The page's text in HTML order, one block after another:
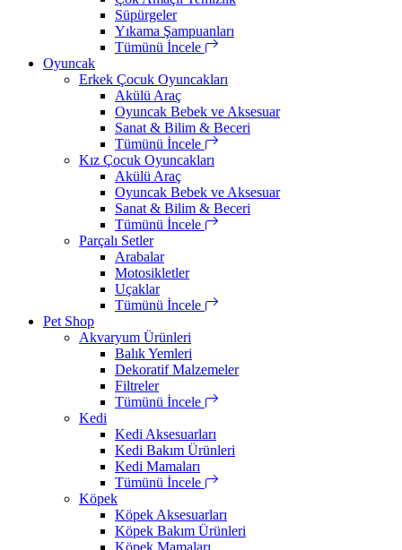
Süpürgeler
Yıkama Şampuanları
Tümünü İncele
Oyuncak
Erkek Çocuk Oyuncakları
Akülü Araç
Oyuncak Bebek ve Aksesuar
Sanat & Bilim & Beceri
Tümünü İncele
Kız Çocuk Oyuncakları
Akülü Araç
Oyuncak Bebek ve Aksesuar
Sanat & Bilim & Beceri
Tümünü İncele
Parçalı Setler
Arabalar
Motosikletler
Uçaklar
Tümünü İncele
Pet Shop
Akvaryum Ürünleri
Balık Yemleri
Dekoratif Malzemeler
Filtreler
Tümünü İncele
Kedi
Kedi Aksesuarları
Kedi Bakım Ürünleri
Kedi Mamaları
Tümünü İncele
Köpek
Köpek Aksesuarları
Köpek Bakım Ürünleri
Köpek Mamaları